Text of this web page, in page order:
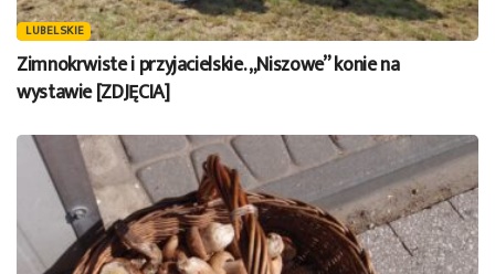
LUBELSKIE
Zimnokrwiste i przyjacielskie. „Niszowe” konie na
wystawie [ZDJĘCIA]